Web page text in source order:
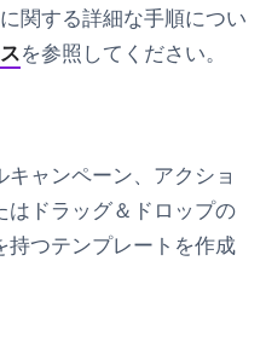
関する詳細な手順につい
を参照してください。
キャンペーン、アクショ
はドラッグ＆ドロップの
持つテンプレートを作成